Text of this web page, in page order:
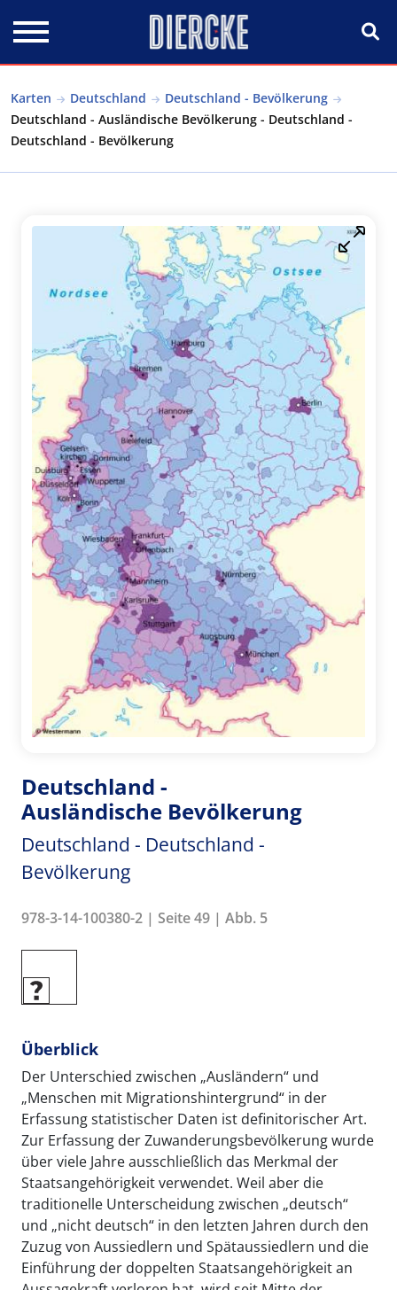
Karten Deutschland
Deutschland - Bevölkerung
Deutschland - Ausländische Bevölkerung - Deutschland -
Deutschland - Bevölkerung
Deutschland -
Ausländische Bevölkerung
Deutschland - Deutschland -
Bevölkerung
978-3-14-100380-2 | Seite 49 | Abb. 5
Überblick
Der Unterschied zwischen „Ausländern“ und
„Menschen mit Migrationshintergrund“ in der
Erfassung statistischer Daten ist definitorischer Art.
Zur Erfassung der Zuwanderungsbevölkerung wurde
über viele Jahre ausschließlich das Merkmal der
Staatsangehörigkeit verwendet. Weil aber die
traditionelle Unterscheidung zwischen „deutsch“
und „nicht deutsch“ in den letzten Jahren durch den
Zuzug von Aussiedlern und Spätaussiedlern und die
Einführung der doppelten Staatsangehörigkeit an